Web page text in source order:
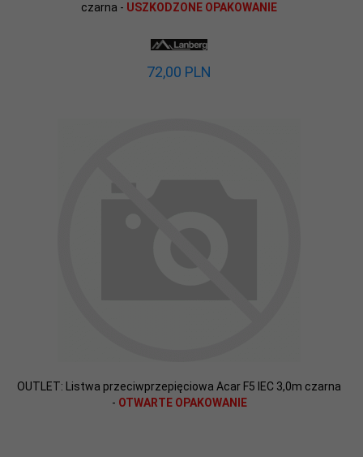
czarna - USZKODZONE OPAKOWANIE
72,00 PLN
OUTLET: Listwa przeciwprzepięciowa Acar F5 IEC 3,0m czarna
- OTWARTE OPAKOWANIE